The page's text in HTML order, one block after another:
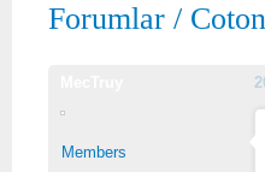
Forumlar /
Members